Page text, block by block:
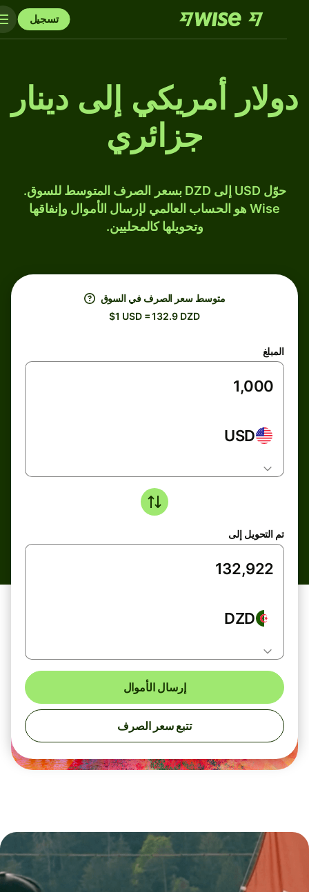
تسجيل
دولار أمريكي إلى دينار
جزائري
حوّل USD إلى DZD بسعر الصرف المتوسط للسوق.
Wise هو الحساب العالمي لإرسال الأموال وإنفاقها
وتحويلها كالمحليين.
متوسط ​​سعر الصرف في السوق
$1 USD = 132.9 DZD
المبلغ
USD
تم التحويل إلى
DZD
إرسال الأموال
تتبع سعر الصرف